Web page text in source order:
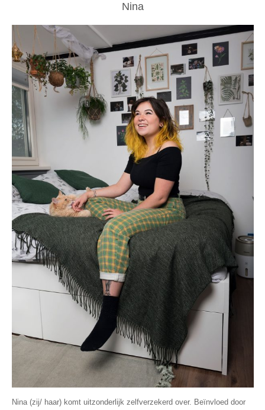
Nina
Nina (zij/ haar) komt uitzonderlijk zelfverzekerd over. Beïnvloed door